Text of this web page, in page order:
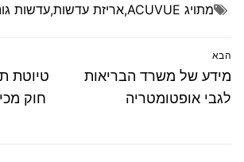
מתויג ACUVUE
,אריזת עדשות,עדשות
ניווט
פוסט
קודם:
טיוטת
חוק
הבא
הפוסט
הבא:
מידע של משרד הבריאות
לגבי אופטומטריה